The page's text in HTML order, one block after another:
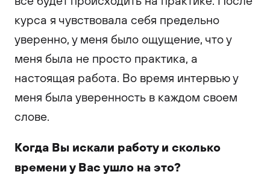
курса я чувствовала себя предельно
уверенно, у меня было ощущение, что у
меня была не просто практика, а
настоящая работа. Во время интервью у
меня была уверенность в каждом своем
слове.
Когда Вы искали работу и сколько
времени у Вас ушло на это?